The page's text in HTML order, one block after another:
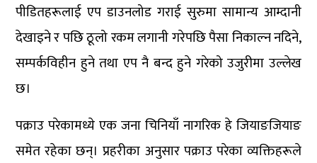
पीडितहरूलाई एप डाउनलोड गराई सुरुमा सामान्य आम्दानी
देखाइने र पछि ठूलो रकम लगानी गरेपछि पैसा निकाल्न नदिने,
सम्पर्कविहीन हुने तथा एप नै बन्द हुने गरेको उजुरीमा उल्लेख
छ।
पक्राउ परेकामध्ये एक जना चिनियाँ नागरिक हे जियाङजियाङ
समेत रहेका छन्। प्रहरीका अनुसार पक्राउ परेका व्यक्तिहरूले